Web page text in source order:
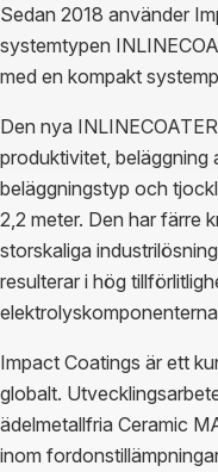
Sedan 2018 använder
systemtypen
med en kompakt
Den nya
produktivitet, beläggning
beläggningstyp och
2,2 meter. Den har färre
storskaliga
resulterar i hög
Impact Coatings är ett
globalt.
ädelmetallfria Ceramic
inom